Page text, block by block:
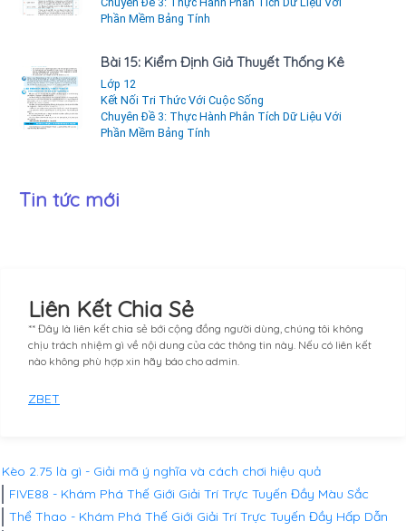
Phần Mềm Bảng Tính
Bài 15: Kiểm Định Giả Thuyết Thống Kê
Lớp 12
Kết Nối Tri Thức Với Cuộc Sống
Chuyên Đề 3: Thực Hành Phân Tích Dữ Liệu Với
Phần Mềm Bảng Tính
Tin tức mới
Liên Kết Chia Sẻ
** Đây là liên kết chia sẻ bới cộng đồng người dùng, chúng tôi không
chịu trách nhiệm gì về nội dung của các thông tin này. Nếu có liên kết
nào không phù hợp xin hãy báo cho admin.
ZBET
Kèo 2.75 là gì - Giải mã ý nghĩa và cách chơi hiệu quả
FIVE88 - Khám Phá Thế Giới Giải Trí Trực Tuyến Đầy Màu Sắc
Thể Thao - Khám Phá Thế Giới Giải Trí Trực Tuyến Đầy Hấp Dẫn